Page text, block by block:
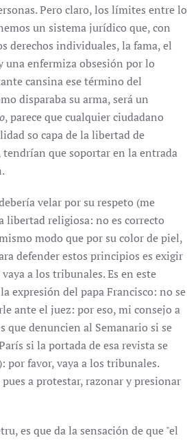
Pero claro, los límites entre lo
un sistema jurídico que, con
derechos individuales, la fama, el
una enfermiza obsesión por lo
cansina ese término del
disparaba su arma, será un
, parece que cualquier ciudadano
so capa de la libertad de
que soportar en la entrada
velar por su respeto (me
libertad religiosa: no es correcto
modo que por su color de piel,
defender estos principios es exigir
a los tribunales. Es en este
expresión del papa Francisco: no se
ante el juez: por eso, mi consejo a
que denuncien al Semanario si se
si la portada de esa revista se
por favor, vaya a los tribunales.
a protestar, razonar y presionar
es que da la sensación de que "el